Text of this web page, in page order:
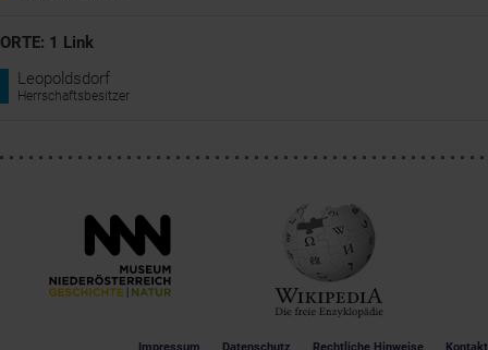
ORTE: 1 Link
Leopoldsdorf
Herrschaftsbesitzer
Impressum Datenschutz Rechtliche Hinweise Kontakt